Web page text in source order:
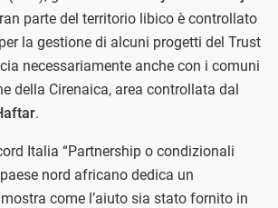
parte del territorio libico è controllato
la gestione di alcuni progetti del Trust
necessariamente anche con i comuni
della Cirenaica, area controllata dal
.
Italia “Partnership o condizionali
paese nord africano dedica un
come l’aiuto sia stato fornito in